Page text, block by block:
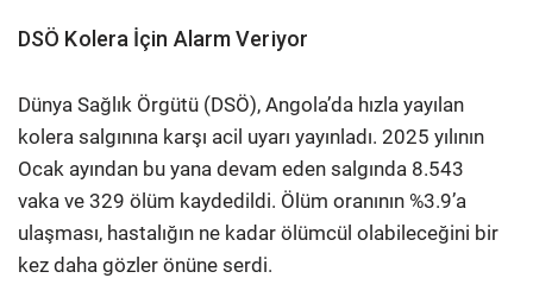
DSÖ Kolera İçin Alarm Veriyor
Dünya Sağlık Örgütü (DSÖ), Angola’da hızla yayılan
kolera salgınına karşı acil uyarı yayınladı. 2025 yılının
Ocak ayından bu yana devam eden salgında 8.543
vaka ve 329 ölüm kaydedildi. Ölüm oranının %3.9’a
ulaşması, hastalığın ne kadar ölümcül olabileceğini bir
kez daha gözler önüne serdi.